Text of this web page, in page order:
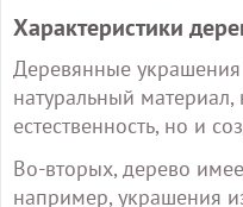
Характеристики
Деревянные
натуральный
естественность, но и
Во-вторых, дерево
например, украшения